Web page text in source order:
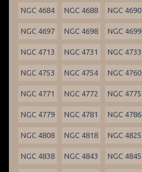
NGC 4684 NGC 4688 NGC 4690
NGC 4697 NGC 4698 NGC 4699
NGC 4713 NGC 4731 NGC 4733
NGC 4753 NGC 4754 NGC 4760
NGC 4771 NGC 4772 NGC 4775
NGC 4779 NGC 4781 NGC 4786
NGC 4808 NGC 4818 NGC 4825
NGC 4838 NGC 4843 NGC 4845